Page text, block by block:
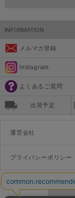
メルマガ登録
Instagram
よくあるご質問
出荷予定
運営会社
プライバシーポリシー